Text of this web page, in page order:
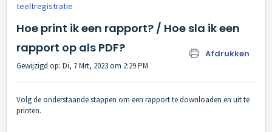
teeltregistratie
Hoe print ik een rapport? / Hoe sla ik een
rapport op als PDF?
Afdrukken
Gewijzigd op: Di, 7 Mrt, 2023 om 2:29 PM
Volg de onderstaande stappen om een rapport te downloaden en uit te
printen.